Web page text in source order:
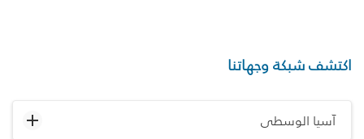
اكتشف شبكة وجهاتنا
آسيا الوسطى